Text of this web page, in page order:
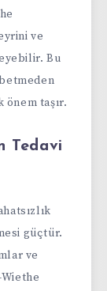
ve
Bu
taşır.
Tedavi
güçtür.
ve